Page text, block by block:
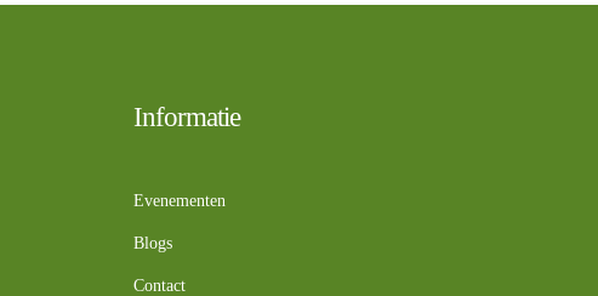
Informatie
Evenementen
Blogs
Contact